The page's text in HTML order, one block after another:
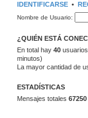
IDENTIFICARSE •
Nombre de Usuario:
¿QUIÉN ESTÁ
En total hay 40
minutos)
La mayor cantidad de
ESTADÍSTICAS
Mensajes totales 67250